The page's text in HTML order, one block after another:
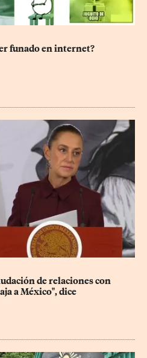
funado en internet?
de relaciones con
a México", dice